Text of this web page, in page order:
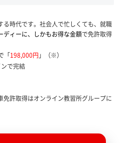
る時代です。社会人で忙しくても、就職
ディーに、しかもお得な金額で免許取得
「198,000円 」（※）
で完結
免許取得はオンライン教習所グループに